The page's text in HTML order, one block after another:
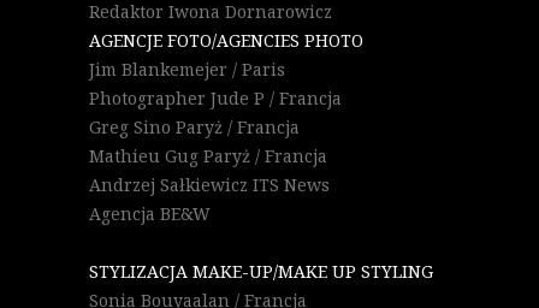
Redaktor Iwona Dornarowicz
AGENCJE FOTO/AGENCIES PHOTO
Jim Blankemejer / Paris
Photographer Jude P / Francja
Greg Sino Paryż / Francja
Mathieu Gug Paryż / Francja
Andrzej Sałkiewicz ITS News
Agencja BE&W
STYLIZACJA MAKE-UP/MAKE UP STYLING
Sonia Bouyaalan / Francja